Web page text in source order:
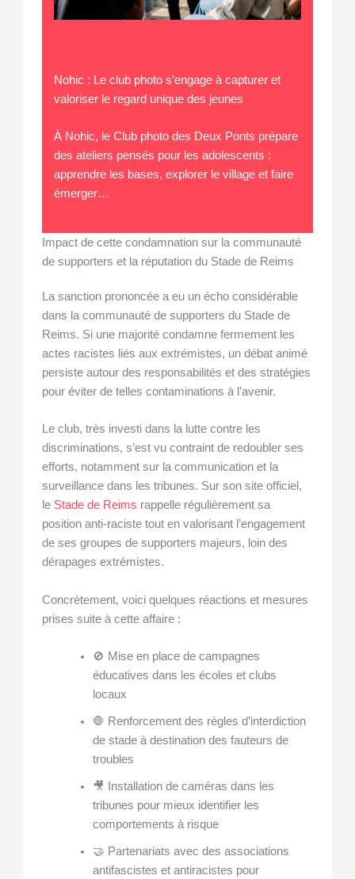
Nohic : Le club photo s’engage à capturer et
valoriser le regard unique des jeunes
À Nohic, le Club photo des Deux Ponts prépare
des ateliers pensés pour les adolescents :
apprendre les bases, explorer le village et faire
émerger…
Impact de cette condamnation sur la communauté
de supporters et la réputation du Stade de Reims
La sanction prononcée a eu un écho considérable
dans la communauté de supporters du Stade de
Reims. Si une majorité condamne fermement les
actes racistes liés aux extrémistes, un débat animé
persiste autour des responsabilités et des stratégies
pour éviter de telles contaminations à l’avenir.
Le club, très investi dans la lutte contre les
discriminations, s’est vu contraint de redoubler ses
efforts, notamment sur la communication et la
surveillance dans les tribunes. Sur son site officiel,
le Stade de Reims rappelle régulièrement sa
position anti-raciste tout en valorisant l’engagement
de ses groupes de supporters majeurs, loin des
dérapages extrémistes.
Concrètement, voici quelques réactions et mesures
prises suite à cette affaire :
🚫 Mise en place de campagnes
éducatives dans les écoles et clubs
locaux
🛑 Renforcement des règles d’interdiction
de stade à destination des fauteurs de
troubles
🎥 Installation de caméras dans les
tribunes pour mieux identifier les
comportements à risque
🤝 Partenariats avec des associations
antifascistes et antiracistes pour